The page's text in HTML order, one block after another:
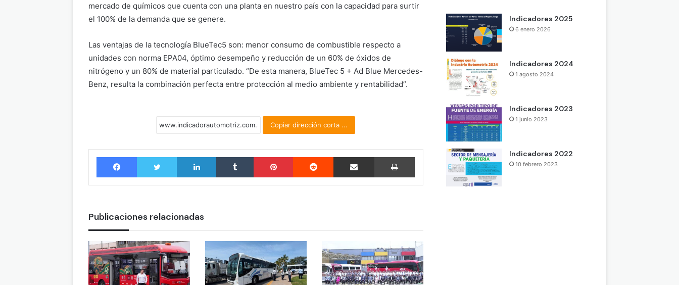
mercado de químicos que cuenta con una planta en nuestro país con la capacidad para surtir
el 100% de la demanda que se genere.
Las ventajas de la tecnología BlueTec5 son: menor consumo de combustible respecto a
unidades con norma EPA04, óptimo desempeño y reducción de un 60% de óxidos de
nitrógeno y un 80% de material particulado. “De esta manera, BlueTec 5 + Ad Blue Mercedes-
Benz, resulta la combinación perfecta entre protección al medio ambiente y rentabilidad”.
Copiar dirección corta ...
Facebook Twitter LinkedIn Tumblr Pinterest Reddit Compartir por correo electrónico
Publicaciones relacionadas
Indicadores 2025
6 enero 2026
Indicadores 2024
1 agosto 2024
Indicadores 2023
1 junio 2023
Indicadores 2022
10 febrero 2023